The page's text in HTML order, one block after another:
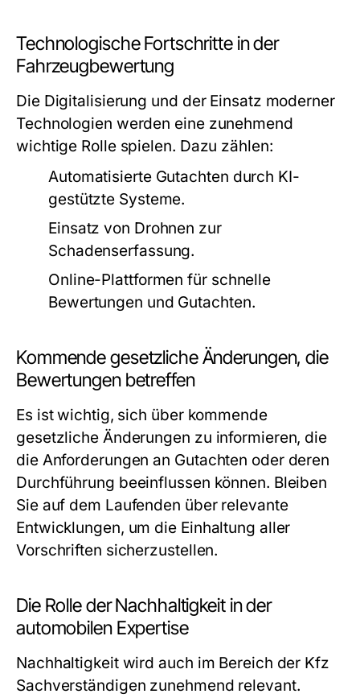
Technologische Fortschritte in der
Fahrzeugbewertung
Die Digitalisierung und der Einsatz moderner
Technologien werden eine zunehmend
wichtige Rolle spielen. Dazu zählen:
Automatisierte Gutachten durch KI-
gestützte Systeme.
Einsatz von Drohnen zur
Schadenserfassung.
Online-Plattformen für schnelle
Bewertungen und Gutachten.
Kommende gesetzliche Änderungen, die
Bewertungen betreffen
Es ist wichtig, sich über kommende
gesetzliche Änderungen zu informieren, die
die Anforderungen an Gutachten oder deren
Durchführung beeinflussen können. Bleiben
Sie auf dem Laufenden über relevante
Entwicklungen, um die Einhaltung aller
Vorschriften sicherzustellen.
Die Rolle der Nachhaltigkeit in der
automobilen Expertise
Nachhaltigkeit wird auch im Bereich der Kfz
Sachverständigen zunehmend relevant.